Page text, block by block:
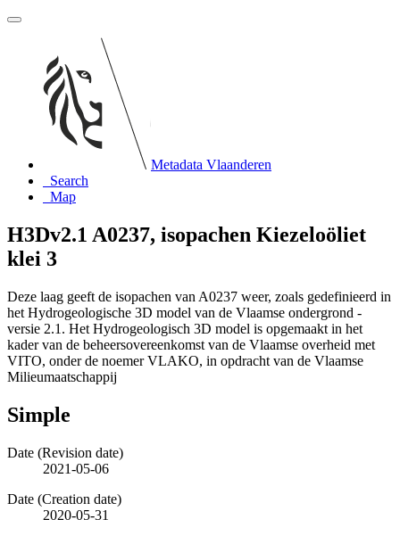
Metadata Vlaanderen
Search
Map
H3Dv2.1 A0237, isopachen Kiezeloöliet
klei 3
Deze laag geeft de isopachen van A0237 weer, zoals gedefinieerd in
het Hydrogeologische 3D model van de Vlaamse ondergrond -
versie 2.1. Het Hydrogeologisch 3D model is opgemaakt in het
kader van de beheersovereenkomst van de Vlaamse overheid met
VITO, onder de noemer VLAKO, in opdracht van de Vlaamse
Milieumaatschappij
Simple
Date (Revision date)
2021-05-06
Date (Creation date)
2020-05-31